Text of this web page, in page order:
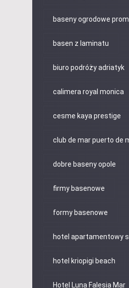
baseny ogrodowe
basen z laminatu
biuro podróży adriatyk
calimera royal monica
cesme kaya prestige
club de mar puerto de
dobre baseny opole
firmy basenowe
formy basenowe
hotel apartamentowy
hotel kriopigi beach
Hotel Luna Falesia Mar